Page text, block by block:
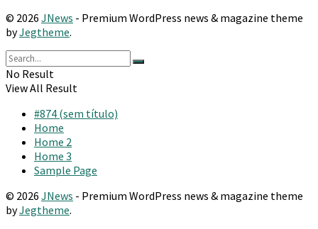
© 2026 JNews - Premium WordPress news & magazine theme
byJegtheme.
No Result
View All Result
#874 (sem título)
Home
Home 2
Home 3
Sample Page
© 2026 JNews - Premium WordPress news & magazine theme
byJegtheme.